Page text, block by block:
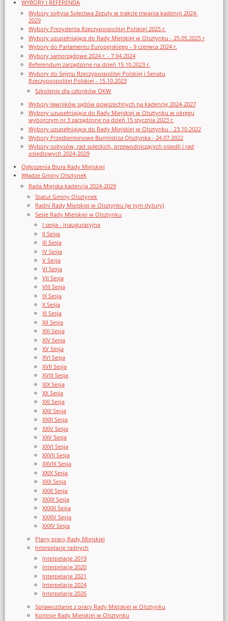
WYBORY I REFERENDA
Wybory sołtysa Sołectwa Zezuty w trakcie trwania kadencji 2024-
2029
Wybory Prezydenta Rzeczypospolitej Polskiej 2025 r.
Wybory uzupełniające do Rady Miejskiej w Olsztynku - 25.05.2025 r
Wybory do Parlamentu Europejskiego - 9 czerwca 2024 r.
Wybory samorządowe 2024 r. - 7.04.2024
Referendum zarządzone na dzień 15.10.2023 r.
Wybory do Sejmu Rzeczypospolitej Polskiej i Senatu
Rzeczypospolitej Polskiej - 15.10.2023
Szkolenie dla członków OKW
Wybory ławników sądów powszechnych na kadencję 2024-2027
Wybory uzupełniające do Rady Miejskiej w Olsztynku w okręgu
wyborczym nr 3 zarządzone na dzień 15 stycznia 2023 r.
Wybory uzupełniające do Rady Miejskiej w Olsztynku - 23.10.2022
Wybory Przedterminowe Burmistrza Olsztynka - 24.07.2022
Wybory sołtysów, rad sołeckich, przewodniczących osiedli i rad
osiedlowych 2024-2029
Ogłoszenia Biura Rady Miejskiej
Władze Gminy Olsztynek
Rada Miejska kadencja 2024-2029
Statut Gminy Olsztynek
Radni Rady Miejskiej w Olsztynku (w tym dyżury)
Sesje Rady Miejskiej w Olsztynku
I sesja - inauguracyjna
II Sesja
III Sesja
IV Sesja
V Sesja
VI Sesja
VII Sesja
VIII Sesja
IX Sesja
X Sesja
XI Sesja
XII Sesja
XIII Sesja
XIV Sesja
XV Sesja
XVI Sesja
XVII Sesja
XVIII Sesja
XIX Sesja
XX Sesja
XXI Sesja
XXII Sesja
XXIII Sesja
XXIV Sesja
XXV Sesja
XXVI Sesja
XXVII Sesja
XXVIII Sesja
XXIX Sesja
XXX Sesja
XXXI Sesja
XXXII Sesja
XXXIII Sesja
XXXIV Sesja
XXXV Sesja
Plany pracy Rady Miejskiej
Interpelacje radnych
Interpelacje 2019
Interpelacje 2020
Interpelacje 2021
Interpelacje 2024
Interpelacje 2026
Sprawozdanie z pracy Rady Miejskiej w Olsztynku
Komisje Rady Miejskiej w Olsztynku